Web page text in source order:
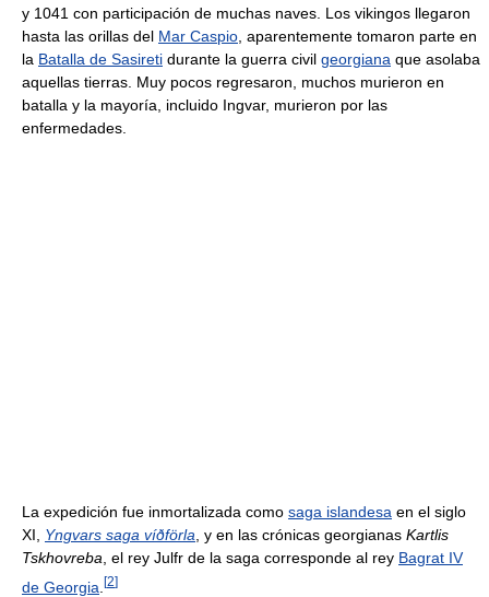
y 1041 con participación de muchas naves. Los vikingos llegaron
hasta las orillas del Mar Caspio , aparentemente tomaron parte en
la Batalla de Sasireti durante la guerra civil georgiana que asolaba
aquellas tierras. Muy pocos regresaron, muchos murieron en
batalla y la mayoría, incluido Ingvar, murieron por las
enfermedades.
La expedición fue inmortalizada como saga islandesa en el siglo
XI, Yngvars saga víðförla , y en las crónicas georgianas Kartlis
Tskhovreba , el rey Julfr de la saga corresponde al rey Bagrat IV
de Georgia [2]